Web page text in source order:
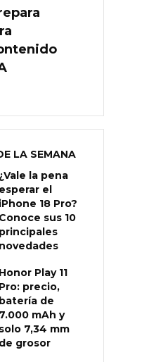
LA SEMANA
¿Vale la pena
esperar el
iPhone 18 Pro?
Conoce sus 10
principales
novedades
Honor Play 11
Pro: precio,
batería de
7.000 mAh y
solo 7,34 mm
de grosor